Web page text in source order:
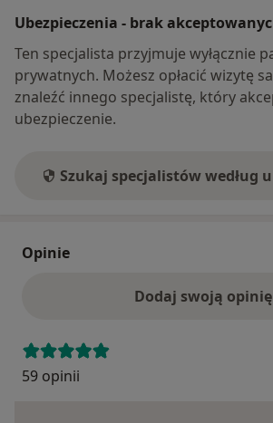
Ubezpieczenia - brak
Ten specjalista przyjmuje wyłącznie
prywatnych. Możesz opłacić wizytę
znaleźć innego specjalistę, który
ubezpieczenie.
Szukaj specjalistów według
Opinie
Dodaj swoją opinię
59 opinii